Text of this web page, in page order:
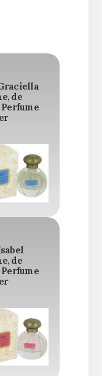
de
Perfume
de
Perfume